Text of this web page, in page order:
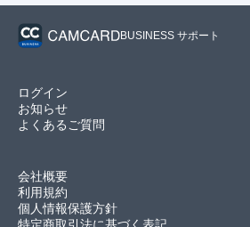
BUSINESS サポート
ログイン
お知らせ
よくあるご質問
会社概要
利用規約
個人情報保護方針